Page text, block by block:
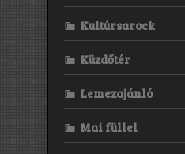
Kultúrsarock
Küzdőtér
Lemezajánló
Mai füllel